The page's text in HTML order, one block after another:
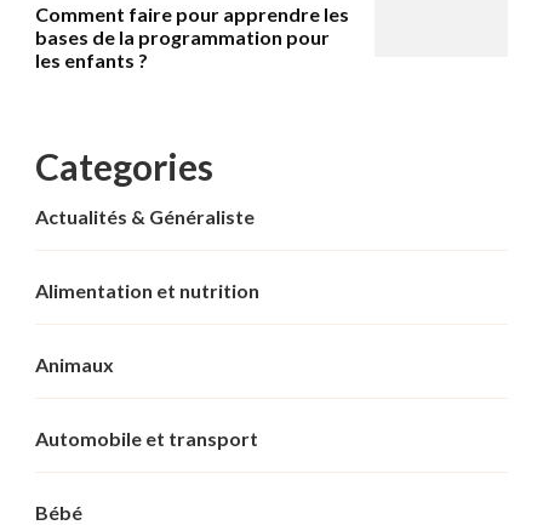
Comment faire pour apprendre les
bases de la programmation pour
les enfants ?
Categories
Actualités & Généraliste
Alimentation et nutrition
Animaux
Automobile et transport
Bébé